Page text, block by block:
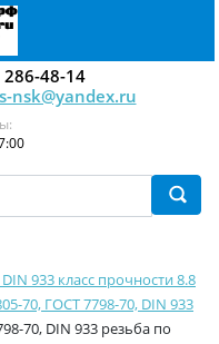
48-14
nsk@yandex.ru
933 класс прочности 8.8
70, ГОСТ 7798-70, DIN 933
70, DIN 933 резьба по